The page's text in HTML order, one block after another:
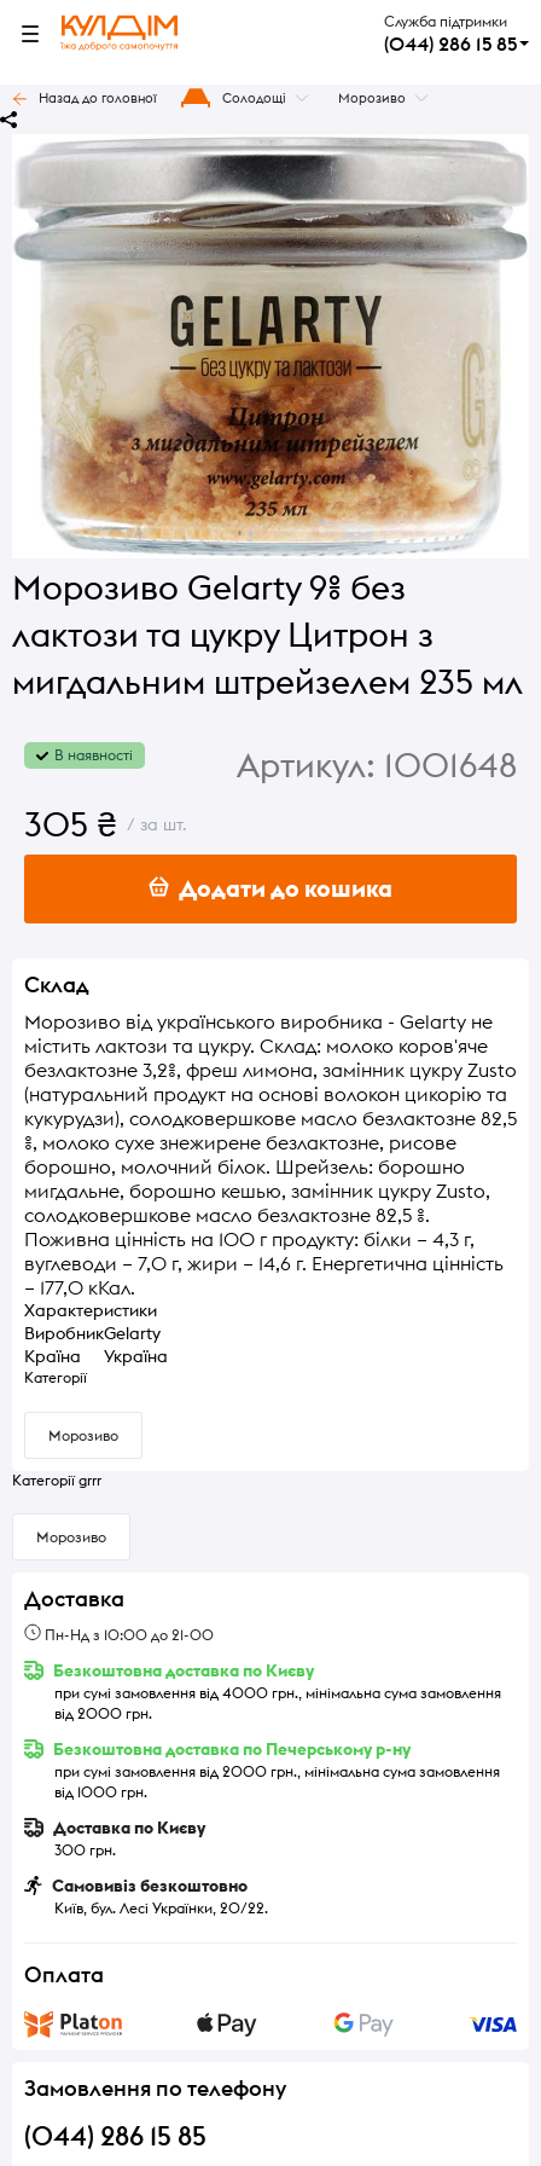
Служба підтримки
(044) 286 15 85
Назад до головної Солодощі Морозиво
Морозиво Gelarty 9% без
лактози та цукру Цитрон з
мигдальним штрейзелем 235 мл
В наявності Артикул: 1001648
305 ₴ / за шт.
Додати до кошика
Склад
Морозиво від українського виробника - Gelarty не
містить лактози та цукру. Склад: молоко коров'яче
безлактозне 3,2%, фреш лимона, замінник цукру Zusto
(натуральний продукт на основі волокон цикорію та
кукурудзи), солодковершкове масло безлактозне 82,5
%, молоко сухе знежирене безлактозне, рисове
борошно, молочний білок. Шрейзель: борошно
мигдальне, борошно кешью, замінник цукру Zusto,
солодковершкове масло безлактозне 82,5 %.
Поживна цінність на 100 г продукту: білки – 4,3 г,
вуглеводи – 7,0 г, жири – 14,6 г. Енергетична цінність
– 177,0 кКал.
Характеристики
ВиробникGelarty
Країна
Україна
Категорії
Морозиво
Категорії grrr
Морозиво
Доставка
Пн-Нд з 10:00 до 21-00
Безкоштовна доставка по Києву
при сумі замовлення від 4000 грн., мінімальна сума замовлення
від 2000 грн.
Безкоштовна доставка по Печерському р-ну
при сумі замовлення від 2000 грн., мінімальна сума замовлення
від 1000 грн.
Доставка по Києву
300 грн.
Самовивіз безкоштовно
Київ, бул. Лесі Українки, 20/22.
Оплата
Замовлення по телефону
(044) 286 15 85